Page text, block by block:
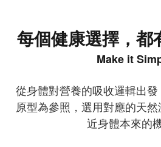
每個健康選擇，都
Make it
從身體對營養的吸收邏輯出發
原型為參照，選用對應的天
近身體本來的機